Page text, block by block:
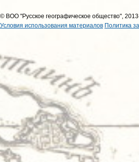
© ВОО "Русское географическое общество",
Условия использования материалов Политика